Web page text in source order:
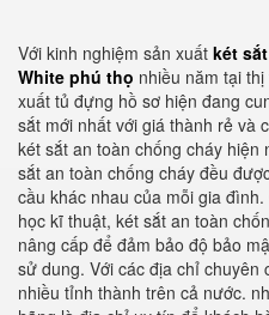
Với kinh nghiệm sản xuất két
White phú thọ nhiều năm tại
xuất tủ đựng hồ sơ hiện đang
sắt mới nhất với giá thành rẻ và
két sắt an toàn chống cháy hiện
sắt an toàn chống cháy đều
cầu khác nhau của mỗi gia
học kĩ thuật, két sắt an toàn
nâng cấp để đảm bảo độ bảo
sử dung. Với các địa chỉ chuyên
nhiều tỉnh thành trên cả nước.